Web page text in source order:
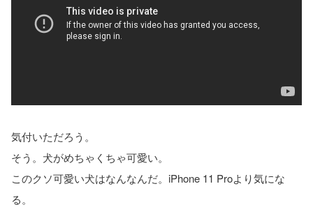
気付いただろう。
そう。犬がめちゃくちゃ可愛い。
このクソ可愛い犬はなんなんだ。iPhone 11 Proより気にな
る。